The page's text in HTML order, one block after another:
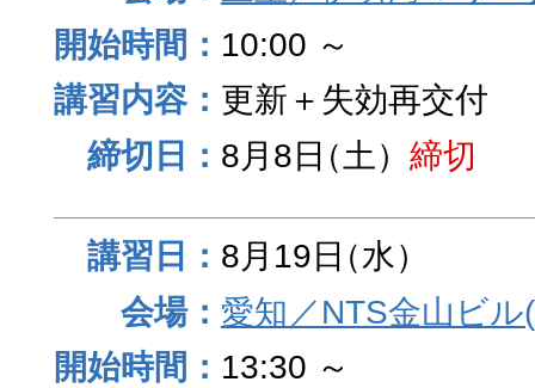
10:00 ～
更新＋失効再交付
8月8日（土） 締切
8月19日（水）
愛知／NTS金山ビ
13:30 ～